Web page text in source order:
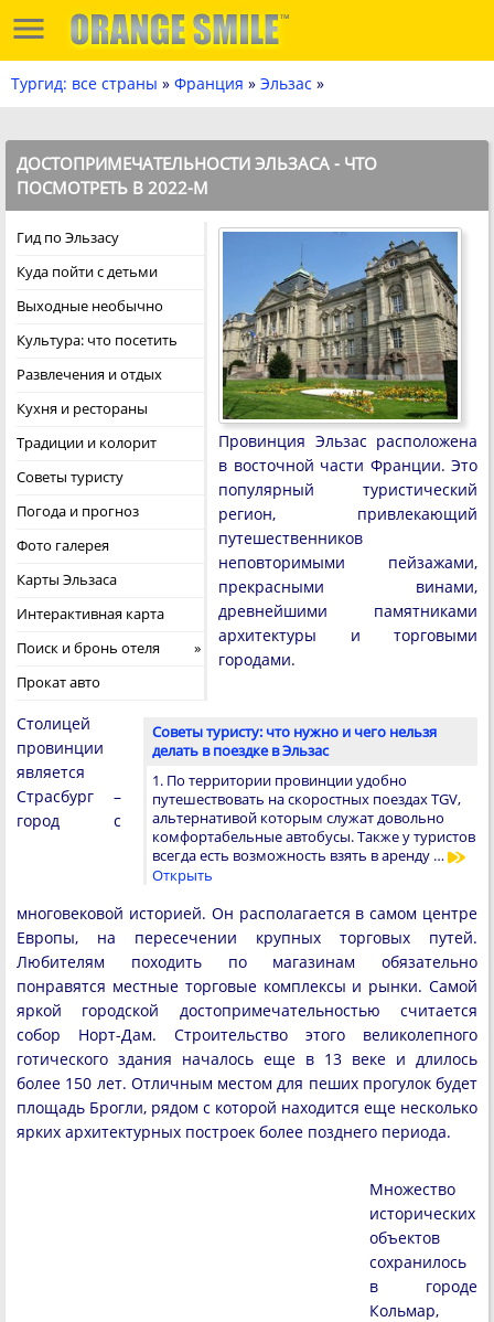
Тургид: все страны » Франция » Эльзас »
ДОСТОПРИМЕЧАТЕЛЬНОСТИ ЭЛЬЗАСА - ЧТО
ПОСМОТРЕТЬ В 2022-М
Гид по Эльзасу
Куда пойти с детьми
Выходные необычно
Культура: что посетить
Развлечения и отдых
Кухня и рестораны
Традиции и колорит
Советы туристу
Погода и прогноз
Фото галерея
Карты Эльзаса
Интерактивная карта
Поиск и бронь отеля
Прокат авто
Провинция Эльзас расположена
в восточной части Франции. Это
популярный туристический
регион, привлекающий
путешественников
неповторимыми пейзажами,
прекрасными винами,
древнейшими памятниками
архитектуры и торговыми
городами.
Советы туристу: что нужно и чего нельзя
делать в поездке в Эльзас
1. По территории провинции удобно
путешествовать на скоростных поездах TGV,
альтернативой которым служат довольно
комфортабельные автобусы. Также у туристов
всегда есть возможность взять в аренду …
Открыть
Столицей
провинции
является
Страсбург –
город с
многовековой историей. Он располагается в самом центре
Европы, на пересечении крупных торговых путей.
Любителям походить по магазинам обязательно
понравятся местные торговые комплексы и рынки. Самой
яркой городской достопримечательностью считается
собор Норт-Дам. Строительство этого великолепного
готического здания началось еще в 13 веке и длилось
более 150 лет. Отличным местом для пеших прогулок будет
площадь Брогли, рядом с которой находится еще несколько
ярких архитектурных построек более позднего периода.
Множество
исторических
объектов
сохранилось
в городе
Кольмар,